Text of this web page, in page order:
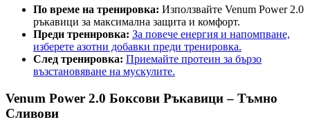
По време на тренировка: Използвайте Venum Power 2.0
ръкавици за максимална защита и комфорт.
Преди тренировка: За повече енергия и напомпване,
изберете азотни добавки преди тренировка.
След тренировка: Приемайте протеин за бързо
възстановяване на мускулите.
Venum Power 2.0 Боксови Ръкавици – Тъмно
Сливови